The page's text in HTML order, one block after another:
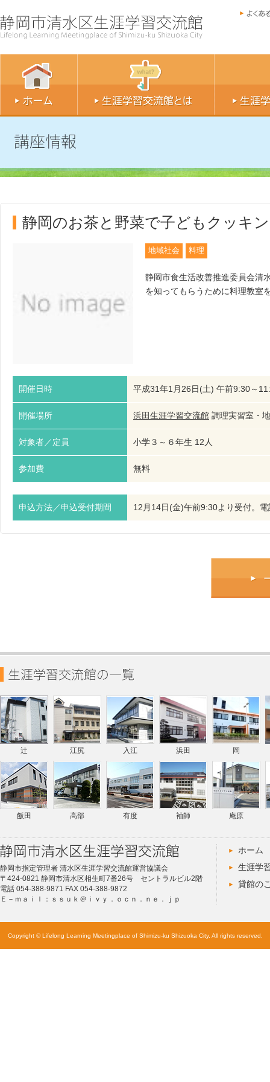
静岡のお茶と野菜で子どもクッキ
地域社会 料理
静岡市食生活改善推進委員会清
を知ってもらうために料理教室
開催日時 平成31年1月26日(土) 午前9:30～
開催場所 浜田生涯学習交流館 調理実習室・
対象者／定員 小学３～６年生 12人
参加費 無料
申込方法／申込受付期間 12月14日(金)午前9:30より受付。
辻 江尻 入江 浜田 岡
飯田 高部 有度 袖師 庵原
静岡市指定管理者 清水区生涯学習交流館運営協議会
〒424-0821 静岡市清水区相生町7番26号 セントラルビル2階
電話 054-388-9871 FAX 054-388-9872
Ｅ－ｍａｉｌ：ｓｓｕｋ＠ｉｖｙ．ｏｃｎ．ｎｅ．ｊｐ
ホーム
生涯学
貸館の
Copyright © Lifelong Learning Meetingplace of Shimizu-ku Shizuoka City. All rights reserved.